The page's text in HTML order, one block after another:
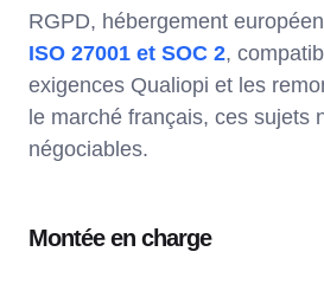
RGPD, hébergement
ISO 27001 et SOC 2,
exigences Qualiopi et les
le marché français, ces sujets
négociables.
Montée en charge